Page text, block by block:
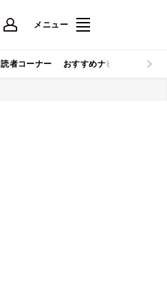
メニュー
読者コーナー おすすめナビ マイナビ